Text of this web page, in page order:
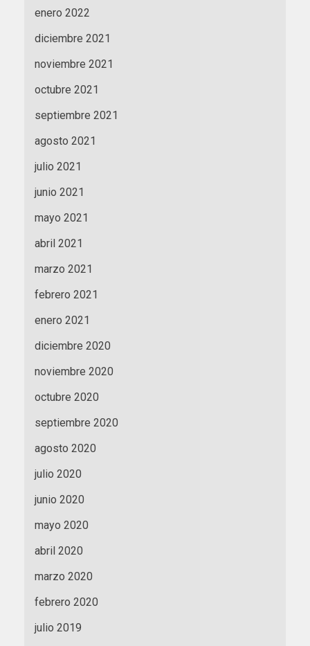
enero 2022
diciembre 2021
noviembre 2021
octubre 2021
septiembre 2021
agosto 2021
julio 2021
junio 2021
mayo 2021
abril 2021
marzo 2021
febrero 2021
enero 2021
diciembre 2020
noviembre 2020
octubre 2020
septiembre 2020
agosto 2020
julio 2020
junio 2020
mayo 2020
abril 2020
marzo 2020
febrero 2020
julio 2019